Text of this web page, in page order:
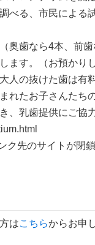
べる、市民による
歯なら4本、前
す。（お預かり
の抜けた歯は有料
たお子さんたち
乳歯提供にご協
先のサイトが閉
はこちらからお申